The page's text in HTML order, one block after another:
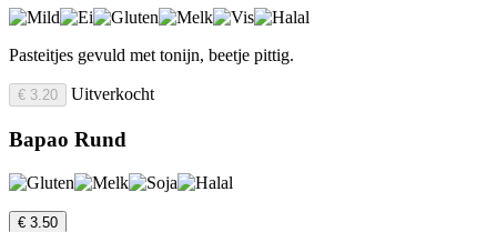
Pasteitjes gevuld met tonijn, beetje pittig.
€ 3.20 Uitverkocht
Bapao Rund
€ 3.50